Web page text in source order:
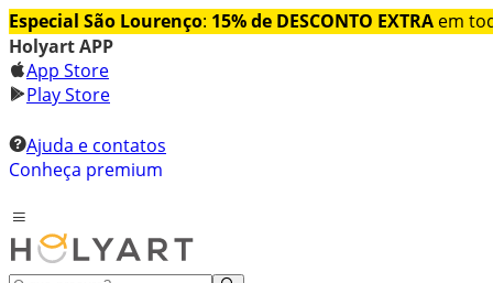
Especial São Lourenço: 15% de DESCONTO EXTRA em
Holyart APP
App Store
Play Store
Ajuda e contatos
Conheça premium